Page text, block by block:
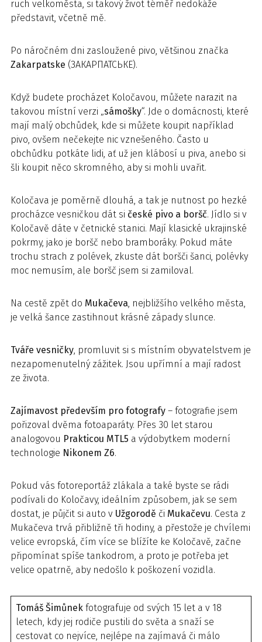
ruch velkoměsta, si takový život téměř nedokáže
představit, včetně mě.
Po náročném dni zasloužené pivo, většinou značka
Zakarpatske (ЗАКАРПАТСЬКЕ).
Když budete procházet Koločavou, můžete narazit na
takovou místní verzi „sámošky“. Jde o domácnosti, které
mají malý obchůdek, kde si můžete koupit například
pivo, ovšem nečekejte nic vznešeného. Často u
obchůdku potkáte lidi, ať už jen klábosí u piva, anebo si
šli koupit něco skromného, aby si mohli uvařit.
Koločava je poměrně dlouhá, a tak je nutnost po hezké
procházce vesničkou dát si české pivo a boršč. Jídlo si v
Koločavě dáte v četnické stanici. Mají klasické ukrajinské
pokrmy, jako je boršč nebo bramboráky. Pokud máte
trochu strach z polévek, zkuste dát boršči šanci, polévky
moc nemusím, ale boršč jsem si zamiloval.
Na cestě zpět do Mukačeva, nejbližšího velkého města,
je velká šance zastihnout krásné západy slunce.
Tváře vesničky, promluvit si s místním obyvatelstvem je
nezapomenutelný zážitek. Jsou upřímní a mají radost
ze života.
Zajímavost především pro fotografy – fotografie jsem
pořizoval dvěma fotoaparáty. Přes 30 let starou
analogovou Prakticou MTL5 a výdobytkem moderní
technologie Nikonem Z6.
Pokud vás fotoreportáž zlákala a také byste se rádi
podívali do Koločavy, ideálním způsobem, jak se sem
dostat, je půjčit si auto v Užgorodě či Mukačevu. Cesta z
Mukačeva trvá přibližně tři hodiny, a přestože je chvílemi
velice evropská, čím více se blížíte ke Koločavě, začne
připomínat spíše tankodrom, a proto je potřeba jet
velice opatrně, aby nedošlo k poškození vozidla.
Tomáš Šimůnek fotografuje od svých 15 let a v 18
letech, kdy jej rodiče pustili do světa a snaží se
cestovat co nejvíce, nejlépe na zajímavá či málo